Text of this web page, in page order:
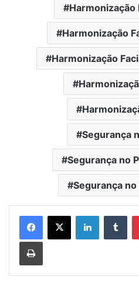
Harmonização
Harmonização
Harmonização
Segurança
Segurança no
Segurança
Linkedin
Imprimir